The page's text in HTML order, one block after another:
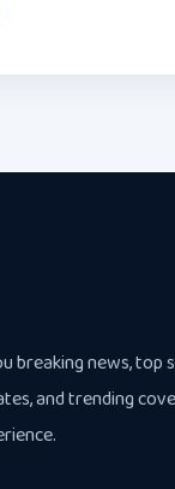
breaking news, top
and trending